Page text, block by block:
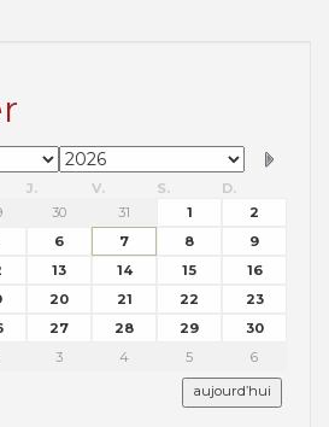
J. V. S.
D.
30 31 1
2
6 7 8
9
13 14 15
16
20 21 22
23
27 28 29
30
3 4 5 6
aujourd’hui